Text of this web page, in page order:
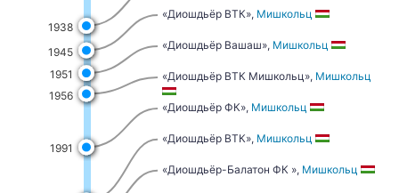
1938
1945
1951
1956
1991
«Диошдьёр ВТК», Мишкольц
«Диошдьёр Вашаш», Мишкольц
«Диошдьёр ВТК Мишкольц», Мишкольц
«Диошдьёр ФК», Мишкольц
«Диошдьёр ВТК», Мишкольц
«Диошдьёр-Балатон ФК », Мишкольц